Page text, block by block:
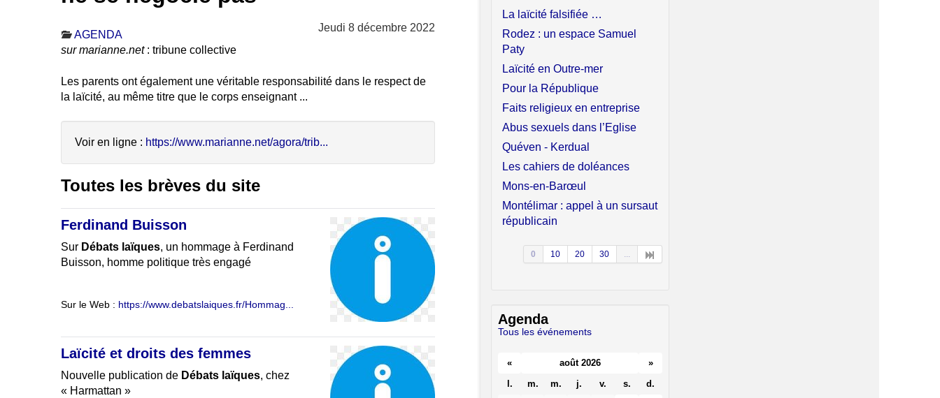
Jeudi 8 décembre 2022
AGENDA
sur marianne.net: tribune collective
Les parents ont également une véritable responsabilité dans le respect de
la laïcité, au même titre que le corps enseignant ...
Voir en ligne : https://www.marianne.net/agora/trib...
Toutes les brèves du site
Ferdinand Buisson
Sur Débats laïques, un hommage à Ferdinand
Buisson, homme politique très engagé
Sur le Web : https://www.debatslaiques.fr/Hommag...
Laïcité et droits des femmes
Nouvelle publication de Débats laïques, chez
« Harmattan »
La laïcité falsifiée …
Rodez : un espace Samuel
Paty
Laïcité en Outre-mer
Pour la République
Faits religieux en entreprise
Abus sexuels dans l’Eglise
Quéven - Kerdual
Les cahiers de doléances
Mons-en-Barœul
Montélimar : appel à un sursaut
républicain
0 10 20 30 ...
Agenda
Tous les événements
« août 2026
»
l.
m. m. j. v. s.
d.